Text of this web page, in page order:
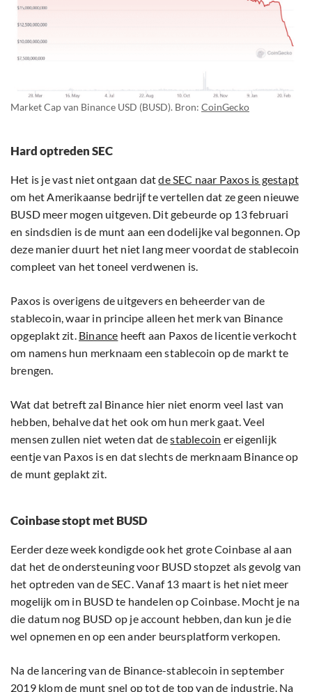
Market Cap van Binance USD (BUSD). Bron: CoinGecko
Hard optreden SEC
Het is je vast niet ontgaan datde SEC naar Paxos is gestapt
om het Amerikaanse bedrijf te vertellen dat ze geen nieuwe
BUSD meer mogen uitgeven. Dit gebeurde op 13 februari
en sindsdien is de munt aan een dodelijke val begonnen. Op
deze manier duurt het niet lang meer voordat de stablecoin
compleet van het toneel verdwenen is.
Paxos is overigens de uitgevers en beheerder van de
stablecoin, waar in principe alleen het merk van Binance
opgeplakt zit. Binance heeft aan Paxos de licentie verkocht
om namens hun merknaam een stablecoin op de markt te
brengen.
Wat dat betreft zal Binance hier niet enorm veel last van
hebben, behalve dat het ook om hun merk gaat. Veel
mensen zullen niet weten dat destablecoin er eigenlijk
eentje van Paxos is en dat slechts de merknaam Binance op
de munt geplakt zit.
Coinbase stopt met BUSD
Eerder deze week kondigde ook het grote Coinbase al aan
dat het de ondersteuning voor BUSD stopzet als gevolg van
het optreden van de SEC. Vanaf 13 maart is het niet meer
mogelijk om in BUSD te handelen op Coinbase. Mocht je na
die datum nog BUSD op je account hebben, dan kun je die
wel opnemen en op een ander beursplatform verkopen.
Na de lancering van de Binance-stablecoin in september
2019 klom de munt snel op tot de top van de industrie. Na